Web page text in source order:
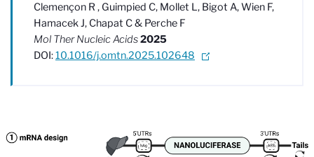
Clemençon R , Guimpied C, Mollet L, Bigot A, Wien F,
Hamacek J, Chapat C & Perche F
Mol Ther Nucleic Acids2025
DOI:10.1016/j.omtn.2025.102648